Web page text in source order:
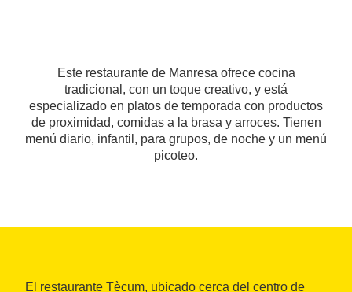
Este restaurante de Manresa ofrece cocina
tradicional, con un toque creativo, y está
especializado en platos de temporada con productos
de proximidad, comidas a la brasa y arroces. Tienen
menú diario, infantil, para grupos, de noche y un menú
picoteo.
El restaurante Tècum, ubicado cerca del centro de